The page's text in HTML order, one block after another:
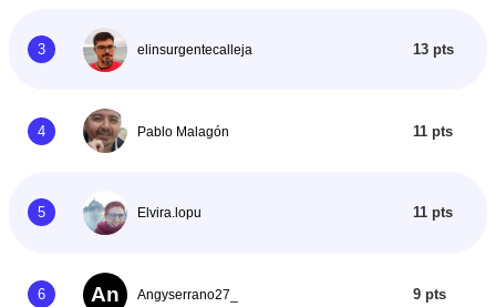
3 elinsurgentecalleja 13 pts
4 Pablo Malagón 11 pts
5 Elvira.lopu 11 pts
6 An Angyserrano27_ 9 pts